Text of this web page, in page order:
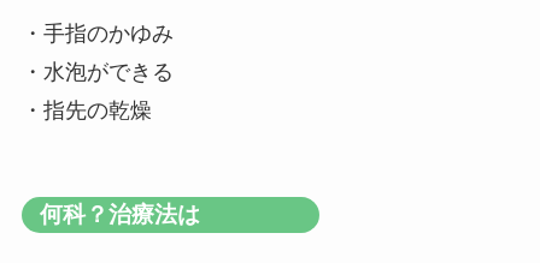
・手指のかゆみ
・水泡ができる
・指先の乾燥
何科？治療法は